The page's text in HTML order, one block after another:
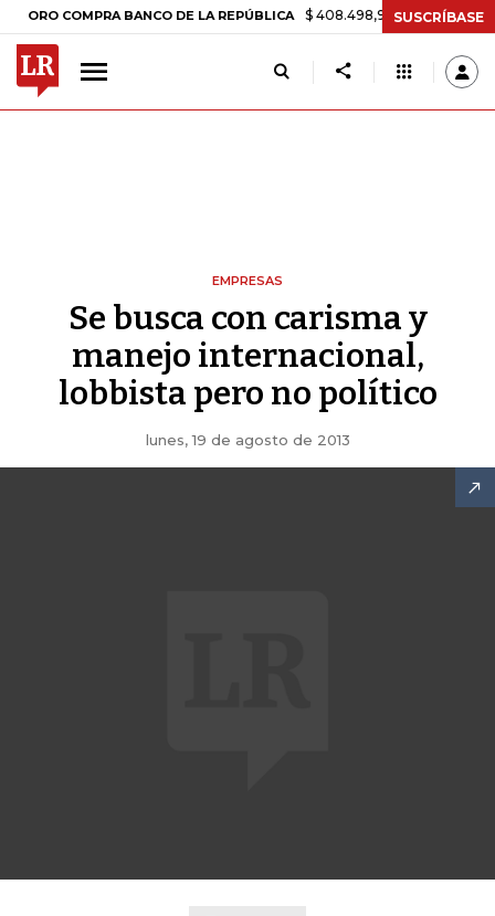
COMPRA BANCO DE LA REPÚBLICA $ 408.498,97 +$ 8.753,81 +2,19%
SUSCRÍBASE
EMPRESAS
Se busca con carisma y
manejo internacional,
lobbista pero no político
lunes, 19 de agosto de 2013